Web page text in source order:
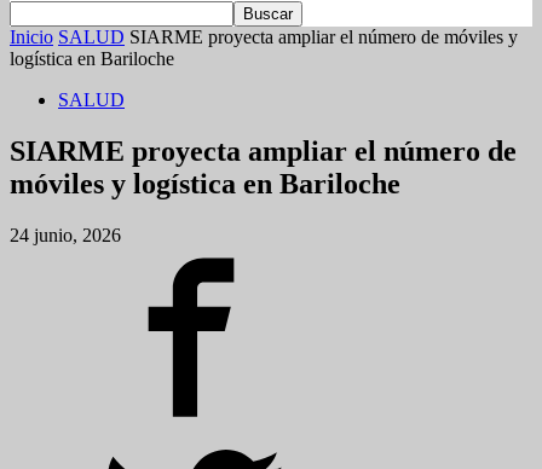
Inicio SALUD SIARME proyecta ampliar el número de móviles y
logística en Bariloche
SALUD
SIARME proyecta ampliar el número de
móviles y logística en Bariloche
24 junio, 2026